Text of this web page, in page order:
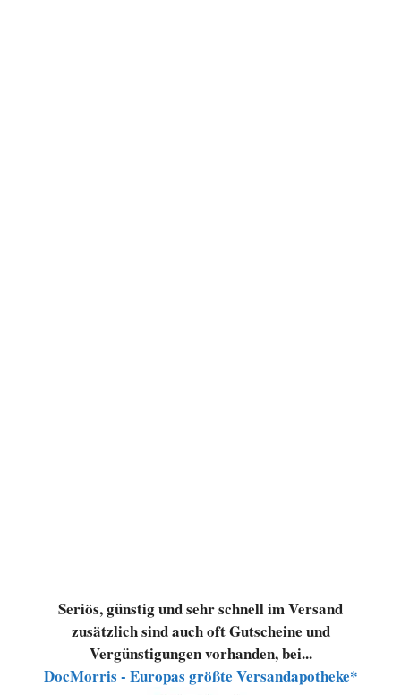
Seriös, günstig und sehr schnell im Versand
zusätzlich sind auch oft Gutscheine und
Vergünstigungen vorhanden, bei...
DocMorris - Europas größte Versandapotheke*